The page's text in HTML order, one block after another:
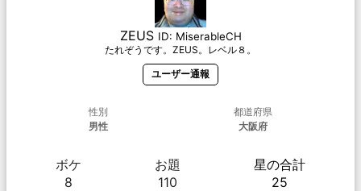
ZEUS ID: MiserableCH
たれぞうです。ZEUS。レベル８。
ユーザー通報
性別
男性
都道府県
大阪府
ボケ
8
お題
110
星の合計
25